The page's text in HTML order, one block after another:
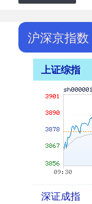
沪深京指数
上证综指
深证成指